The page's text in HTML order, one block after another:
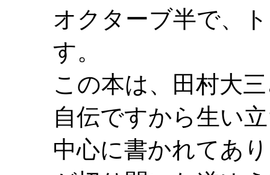
オクターブ半で、
す。
この本は、田村大
自伝ですから生い
中心に書かれてあ